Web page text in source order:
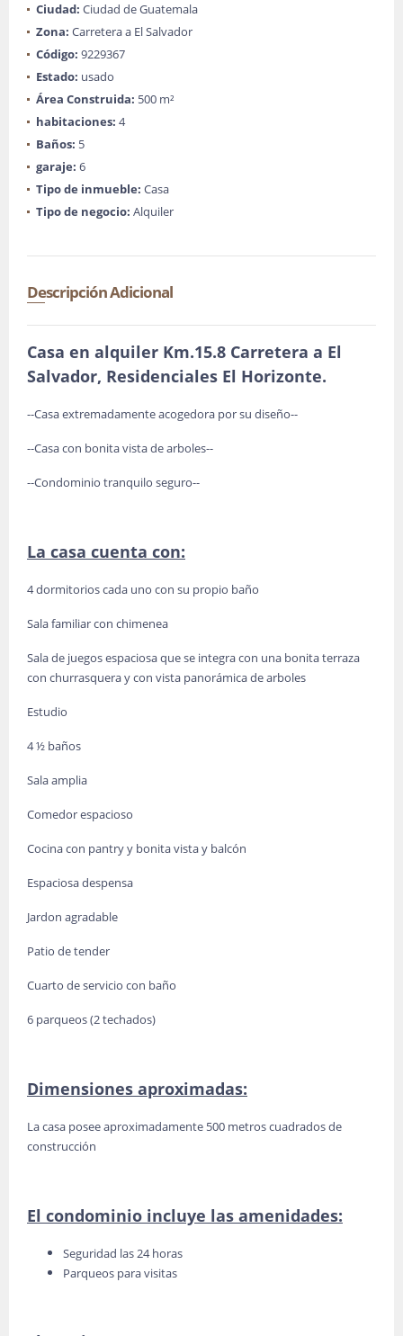
Ciudad: Ciudad de Guatemala
Zona: Carretera a El Salvador
Código: 9229367
Estado: usado
Área Construida: 500 m²
habitaciones: 4
Baños: 5
garaje: 6
Tipo de inmueble: Casa
Tipo de negocio: Alquiler
Descripción Adicional
Casa en alquiler Km.15.8 Carretera a El
Salvador, Residenciales El Horizonte.
--Casa extremadamente acogedora por su diseño--
--Casa con bonita vista de arboles--
--Condominio tranquilo seguro--
La casa cuenta con:
4 dormitorios cada uno con su propio baño
Sala familiar con chimenea
Sala de juegos espaciosa que se integra con una bonita terraza
con churrasquera y con vista panorámica de arboles
Estudio
4 ½ baños
Sala amplia
Comedor espacioso
Cocina con pantry y bonita vista y balcón
Espaciosa despensa
Jardon agradable
Patio de tender
Cuarto de servicio con baño
6 parqueos (2 techados)
Dimensiones aproximadas:
La casa posee aproximadamente 500 metros cuadrados de
construcción
El condominio incluye las amenidades:
Seguridad las 24 horas
Parqueos para visitas